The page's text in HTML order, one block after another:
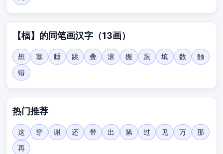
【楅】的同笔画汉字（13画）
想 塞 睡 跳 叠 滚 搬 跟 填 数
触
错
热门推荐
这 穿 谢 还 带 出 第 过 见 万
那
再